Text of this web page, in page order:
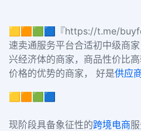
🟨🟧🟩🟦『https://t.me/
速卖通服务平台合适初中级商
兴经济体的商家，商品性价比
价格的优势的商家， 好是供应
🟨🟧🟩🟦
现阶段具备象征性的跨境电商